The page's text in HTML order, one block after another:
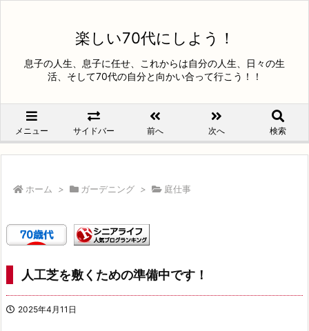
楽しい70代にしよう！
息子の人生、息子に任せ、これからは自分の人生、日々の生
活、そして70代の自分と向かい合って行こう！！
メニュー サイドバー 前へ 次へ 検索
ホーム > ガーデニング > 庭仕事
人工芝を敷くための準備中です！
2025年4月11日